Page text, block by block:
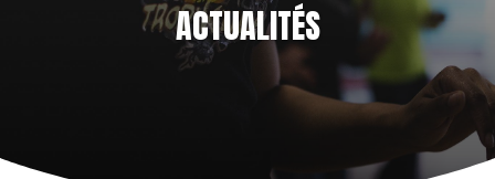
ACTUALITÉS